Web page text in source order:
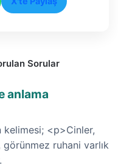
Sorular
anlama
kelimesi; <p>Cinler,
ruhani varlık